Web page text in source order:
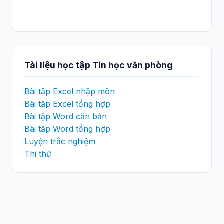
Tài liệu học tập Tin học văn phòng
Bài tập Excel nhập môn
Bài tập Excel tổng hợp
Bài tập Word căn bản
Bài tập Word tổng hợp
Luyện trắc nghiệm
Thi thử